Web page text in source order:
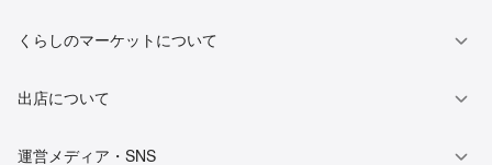
くらしのマーケットについて
出店について
運営メディア・SNS